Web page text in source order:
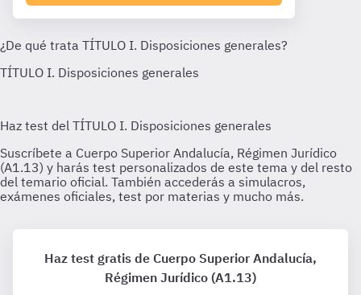
Haz test gratis de Cuerpo Superior Andalucía,
Régimen Jurídico (A1.13)